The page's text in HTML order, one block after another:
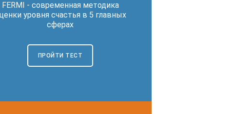
FERMI - современная методика
уровня счастья в 5 главных
сферах
ПРОЙТИ ТЕСТ